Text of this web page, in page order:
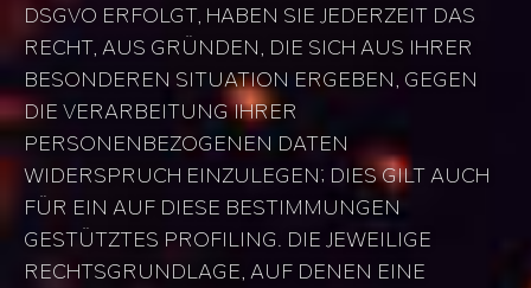
DSGVO ERFOLGT, HABEN SIE JEDERZEIT DAS
RECHT, AUS GRÜNDEN, DIE SICH AUS IHRER
BESONDEREN SITUATION ERGEBEN, GEGEN
DIE VERARBEITUNG IHRER
PERSONENBEZOGENEN DATEN
WIDERSPRUCH EINZULEGEN; DIES GILT AUCH
FÜR EIN AUF DIESE BESTIMMUNGEN
GESTÜTZTES PROFILING. DIE JEWEILIGE
RECHTSGRUNDLAGE, AUF DENEN EINE